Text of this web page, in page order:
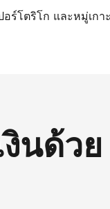
ร์โตริโก และหมู่เก
นด้ว